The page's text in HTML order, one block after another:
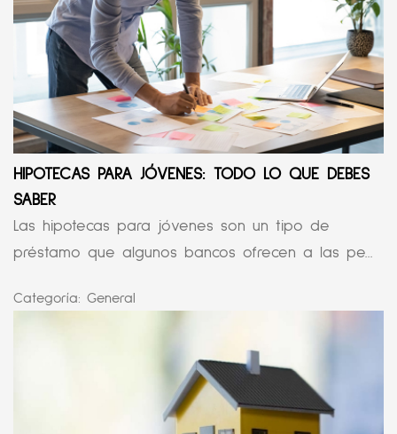
HIPOTECAS PARA JÓVENES: TODO LO QUE DEBES
SABER
Las hipotecas para jóvenes son un tipo de
préstamo que algunos bancos ofrecen a las pe...
Categoría: General